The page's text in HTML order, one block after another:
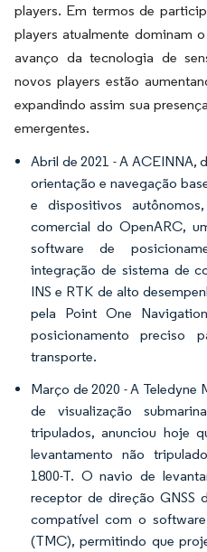
players. Em termos de
players atualmente dominam
avanço da tecnologia de
novos players estão
expandindo assim sua
emergentes.
Abril de 2021 - A ACEINNA,
orientação e navegação
e dispositivos
comercial do OpenARC,
software de
integração de sistema de
INS e RTK de alto
pela Point One
posicionamento preciso
transporte.
Março de 2020 - A Teledyne
de visualização
tripulados, anunciou hoje
levantamento não
1800-T. O navio de
receptor de direção GNSS
compatível com o
(TMC), permitindo que